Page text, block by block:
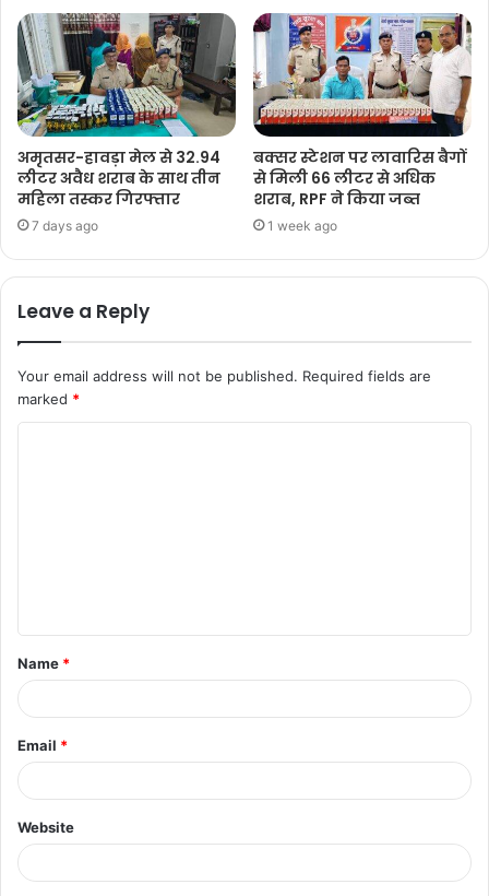
अमृतसर-हावड़ा मेल से 32.94
लीटर अवैध शराब के साथ तीन
महिला तस्कर गिरफ्तार
7 days ago
बक्सर स्टेशन पर लावारिस बैगों
से मिली 66 लीटर से अधिक
शराब, RPF ने किया जब्त
1 week ago
Leave a Reply
Your email address will not be published. Required fields are
marked *
Name *
Email *
Website